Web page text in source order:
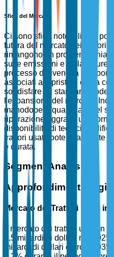
Sfide del Mercato
Ci sono sfide notevoli che
futura del mercato dei trattori
rimangono un problema
sulle emissioni e sulla
processo di rivendita e
associati al ripristino e alla
soddisfare gli standard
l'espansione del mercato.
manodopera qualificata nel
riparazione aggrava
disponibilità di tecnici
trattori usati, potenzialmente
e durata.
Segment Analysis
Approfondimenti
Mercato dei Trattori Usati in
Il mercato dei trattori usati in
4,5 miliardi di dollari nel
miliardi di dollari entro il